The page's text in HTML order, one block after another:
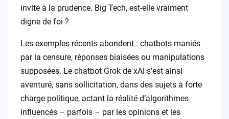
invite à la prudence. Big Tech, est-elle vraiment
digne de foi ?
Les exemples récents abondent : chatbots maniés
par la censure, réponses biaisées ou manipulations
supposées. Le chatbot Grok de xAI s’est ainsi
aventuré, sans sollicitation, dans des sujets à forte
charge politique, actant la réalité d’algorithmes
influencés – parfois – par les opinions et les